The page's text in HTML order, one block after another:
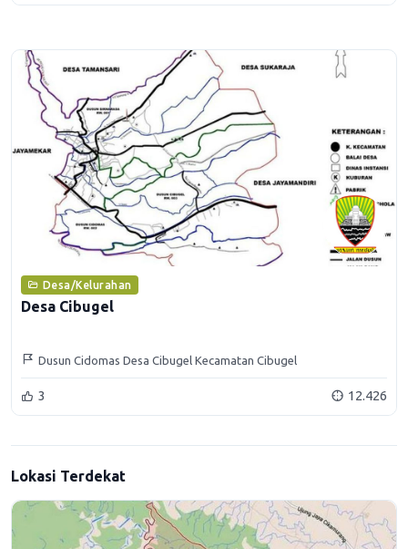
Desa/Kelurahan
Desa Cibugel
Dusun Cidomas Desa Cibugel Kecamatan Cibugel
3 12.426
Lokasi Terdekat